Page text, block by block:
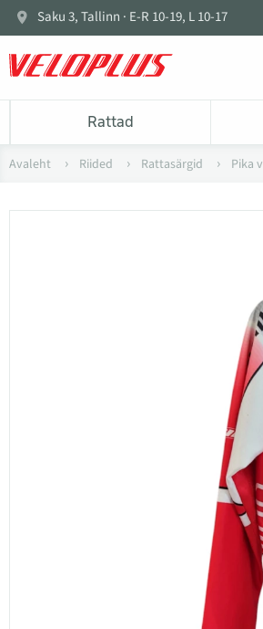
Saku 3, Tallinn · E-R 10-19, L 10-17
Rattad
Avaleht Riided Rattasärgid Pika